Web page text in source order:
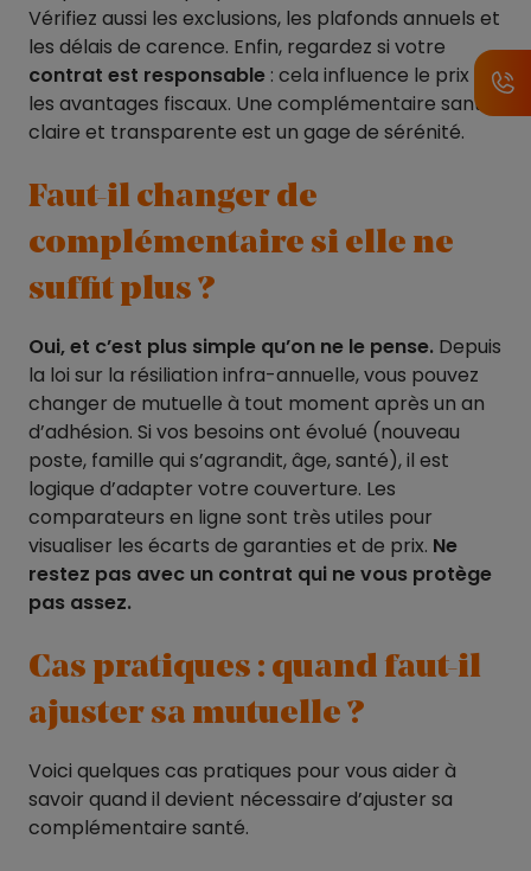
Vérifiez aussi les exclusions, les plafonds annuels et
les délais de carence. Enfin, regardez si votre
contrat est responsable : cela influence le prix et
les avantages fiscaux. Une complémentaire santé
claire et transparente est un gage de sérénité.
Faut-il changer de
complémentaire si elle ne
suffit plus ?
Oui, et c’est plus simple qu’on ne le pense. Depuis
la loi sur la résiliation infra-annuelle, vous pouvez
changer de mutuelle à tout moment après un an
d’adhésion. Si vos besoins ont évolué (nouveau
poste, famille qui s’agrandit, âge, santé), il est
logique d’adapter votre couverture. Les
comparateurs en ligne sont très utiles pour
visualiser les écarts de garanties et de prix. Ne
restez pas avec un contrat qui ne vous protège
pas assez.
Cas pratiques : quand faut-il
ajuster sa mutuelle ?
Voici quelques cas pratiques pour vous aider à
savoir quand il devient nécessaire d’ajuster sa
complémentaire santé.